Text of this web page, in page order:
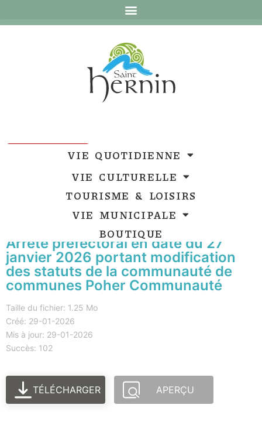
VIE QUOTIDIENNE
VIE CULTURELLE
TOURISME & LOISIRS
VIE MUNICIPALE
BOUTIQUE
Arrêté préfectoral en date du 27
janvier 2026 portant modification
des statuts de la communauté de
communes Poher Communauté
Taille du fichier: 1.25 Mo
Créé: 29-01-2026
Mis à jour: 29-01-2026
Succès: 102
TÉLÉCHARGER APERÇU